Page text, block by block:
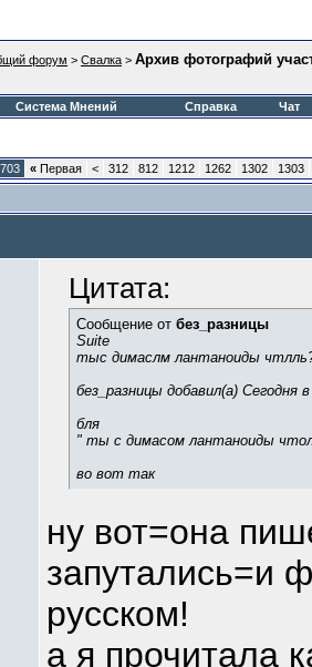
форум > Свалка > Архив фотографий
Система Мнений Справка Чат
« Первая < 312 812 1212 1262 1302 1303
Цитата:
Сообщение от без_разницы
Suite
тыс димаслм лантаноиды
без_разницы добавил(а) Сегодня
бля
" ты с димасом лантаноиды
во вот так
ну вот=она
запутались=и
русском!
а я прочитала